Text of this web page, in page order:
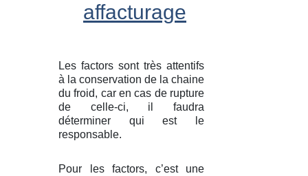
affacturage
Les factors sont très attentifs
à la conservation de la chaine
du froid, car en cas de rupture
de celle-ci, il faudra
déterminer qui est le
responsable.
Pour les factors, c’est une